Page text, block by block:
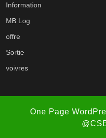
Information
MB Log
offre
Sortie
voivres
One Page